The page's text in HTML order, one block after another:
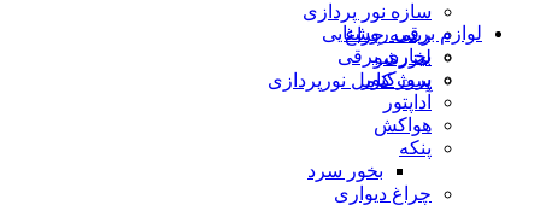
سازه نور پردازی
ریسه چراغ
لیزرشو
ست کامل نورپردازی
لوازم برقی روشنایی
بخاری برقی
پروژكتور
آداپتور
هواکش
پنکه
بخور سرد
چراغ دیواری